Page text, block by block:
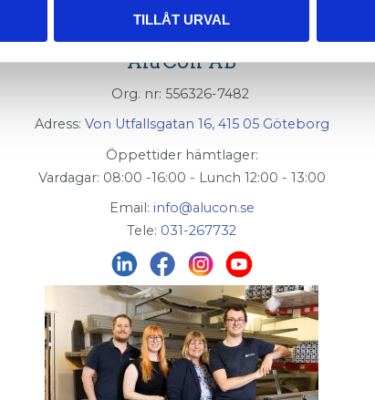
TILLÅT URVAL
AluCon AB
Org. nr: 556326-7482
Adress: Von Utfallsgatan 16, 415 05 Göteborg
Öppettider hämtlager:
Vardagar: 08:00 -16:00 - Lunch 12:00 - 13:00
Email: info@alucon.se
Tele: 031-267732